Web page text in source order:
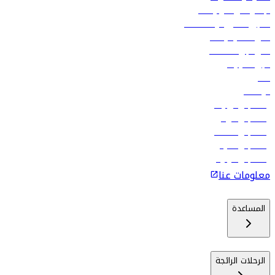
الإعلان على متن رحلاتنا
تسجيل الدخول لوكلاء السفر
أدنى أسعار الرحلات
فلاي دبي للعطلات
تأجير السيارات
فنادق
الوظائف
رحلات إلى تبيليسي
رحلات إلى الرياض
رحلات إلى مسقط
رحلات إلى ماليه
رحلات إلى كولومبو
معلومات عنا
المساعدة
الرحلات الرائجة